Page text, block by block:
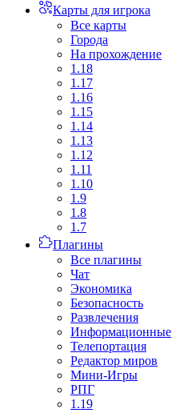
Карты для игрока
Все карты
Города
На прохождение
1.18
1.17
1.16
1.15
1.14
1.13
1.12
1.11
1.10
1.9
1.8
1.7
Плагины
Все плагины
Чат
Экономика
Безопасность
Развлечения
Информационные
Телепортация
Редактор миров
Мини-Игры
РПГ
1.19